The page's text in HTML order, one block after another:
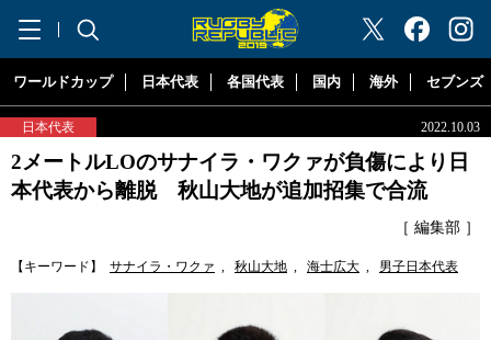
"ラグビーリパブリック"
ワールドカップ 日本代表 各国代表 国内 海外 セブンズ
日本代表 2022.10.03
2メートルLOのサナイラ・ワクァが負傷により日
本代表から離脱 秋山大地が追加招集で合流
［ 編集部 ］
【キーワード】 サナイラ・ワクァ , 秋山大地 , 海士広大 , 男子日本代表